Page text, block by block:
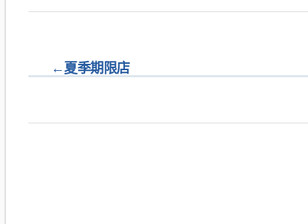
←夏季期限店